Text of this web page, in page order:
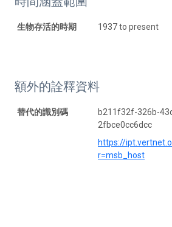
生物存活的時期 1937 to present
額外的詮釋資料
替代的識別碼
b211f32f-326b-
2fbce0cc6dcc
https://
r=msb_host